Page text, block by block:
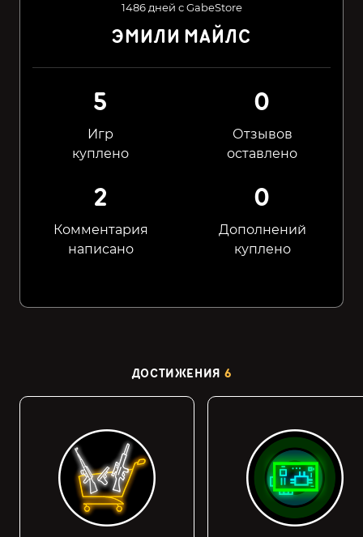
1486 дней с GabeStore
ЭМИЛИ МАЙЛС
5
Игр
куплено
0
Отзывов
оставлено
2
Комментария
написано
0
Дополнений
куплено
ДОСТИЖЕНИЯ 6